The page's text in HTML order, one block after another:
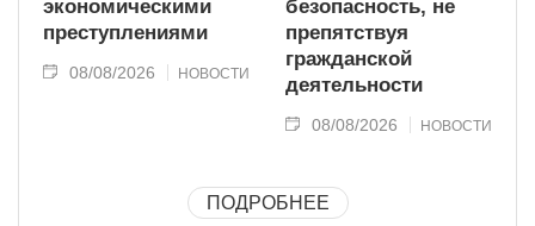
экономическими
преступлениями
08/08/2026 НОВОСТИ
безопасность, не
препятствуя
гражданской
деятельности
08/08/2026 НОВОСТИ
ПОДРОБНЕЕ